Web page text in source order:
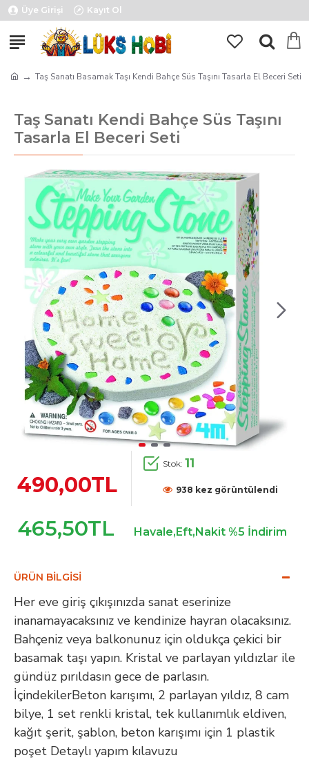
Üye Girişi Kayıt Ol
Taş Sanatı Basamak Taşı Kendi Bahçe Süs Taşını Tasarla El Beceri Seti
Taş Sanatı Kendi Bahçe Süs Taşını
Tasarla El Beceri Seti
490,00TL
Stok: 11
938 kez görüntülendi
465,50TL Havale,Eft,Nakit %5 İndirim
ÜRÜN BILGISI
Her eve giriş çıkışınızda sanat eserinize
inanamayacaksınız ve kendinize hayran olacaksınız.
Bahçeniz veya balkonunuz için oldukça çekici bir
basamak taşı yapın. Kristal ve parlayan yıldızlar ile
gündüz pırıldasın gece de parlasın.
İçindekilerBeton karışımı, 2 parlayan yıldız, 8 cam
bilye, 1 set renkli kristal, tek kullanımlık eldiven,
kağıt şerit, şablon, beton karışımı için 1 plastik
poşet Detaylı yapım kılavuzu